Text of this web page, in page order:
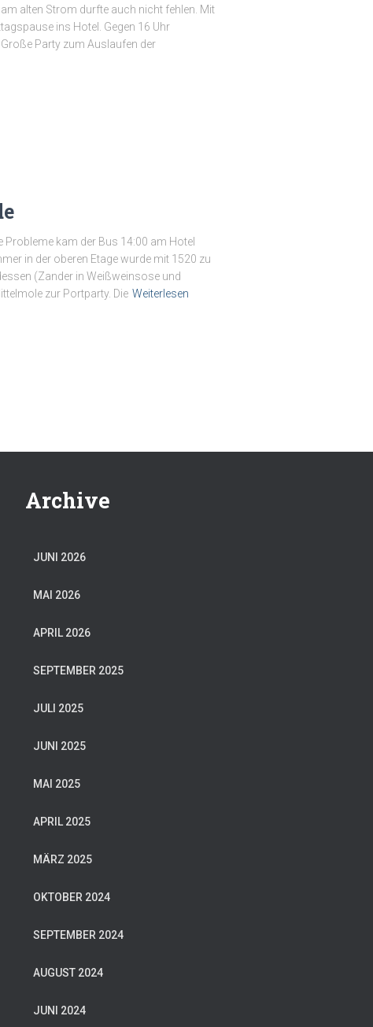
alten Strom durfte auch nicht fehlen. Mit
ins Hotel. Gegen 16 Uhr
Party zum Auslaufen der
Probleme kam der Bus 14:00 am Hotel
in der oberen Etage wurde mit 1520 zu
(Zander in Weißweinsose und
zur Portparty. Die Weiterlesen
Archive
JUNI 2026
MAI 2026
APRIL 2026
SEPTEMBER 2025
JULI 2025
JUNI 2025
MAI 2025
APRIL 2025
MÄRZ 2025
OKTOBER 2024
SEPTEMBER 2024
AUGUST 2024
JUNI 2024